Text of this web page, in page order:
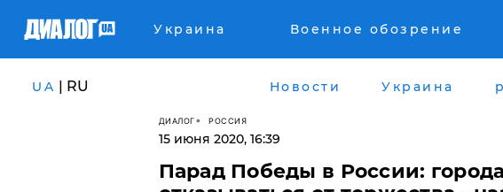
Украина Военное обозрение
UA | RU Новости Украина
ДИАЛОГ РОССИЯ
15 июня 2020, 16:39
Парад Победы в России: